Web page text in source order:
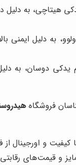
هیتاچی، به دلیل
به دلیل ایمنی
یدکی دوسان، به
فروشگاه
و اورجینال از
و قیمت‌های